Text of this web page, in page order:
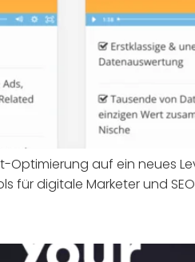
auf ein neues
für digitale Marketer und